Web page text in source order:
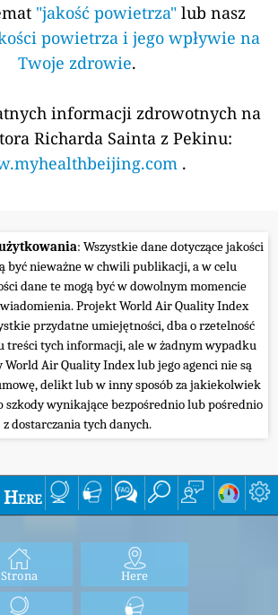
"jakość powietrza" lub nasz
powietrza i jego wpływie na
Twoje zdrowie.
informacji zdrowotnych na
Richarda Sainta z Pekinu:
.
: Wszystkie dane dotyczące jakości
być nieważne w chwili publikacji, a w celu
dane te mogą być w dowolnym momencie
Projekt World Air Quality Index
przydatne umiejętności, dba o rzetelność
treści tych informacji, ale w żadnym wypadku
World Air Quality Index lub jego agenci nie są
delikt lub w inny sposób za jakiekolwiek
szkody wynikające bezpośrednio lub pośrednio
z dostarczania tych danych.
Here
Strona Here